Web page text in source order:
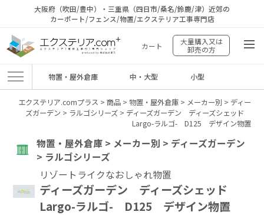
大阪府（吹田/豊中）・三重県（四日市/桑名/鈴鹿/津）近郊の
カーポート/フェンス/物置/エクステリア工事専門店
カート
大量購入又は
卸売の方
物置・屋外倉庫 中・大型 小型
エクステリア.comプラス > 商品> 物置・屋外倉庫> メーカー別 > ディー
ズガーデン > ラルゴシリーズ> ディーズガーデン ディーズシェッド
Largo-ラルゴ- D125 デザイン物置
物置・屋外倉庫 > メーカー別 > ディーズガーデン
> ラルゴシリーズ
リゾートライクなおしゃれ物置
ディーズガーデン ディーズシェッド
Largo-ラルゴ- D125 デザイン物置